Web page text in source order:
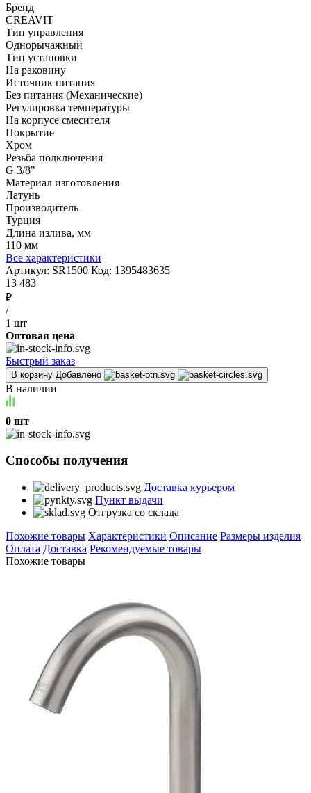
Бренд
CREAVIT
Тип управления
Однорычажный
Тип установки
На раковину
Источник питания
Без питания (Механические)
Регулировка температуры
На корпусе смесителя
Покрытие
Хром
Резьба подключения
G 3/8"
Материал изготовления
Латунь
Производитель
Турция
Длина излива, мм
110 мм
Все характеристики
Артикул: SR1500 Код: 1395483635
13 483
₽
/
1 шт
Оптовая цена
Быстрый заказ
В корзину Добавлено
В наличии
0 шт
Способы получения
Доставка курьером
Пункт выдачи
Отгрузка со склада
Похожие товары Характеристики Описание Размеры изделия
Оплата Доставка Рекомендуемые товары
Похожие товары